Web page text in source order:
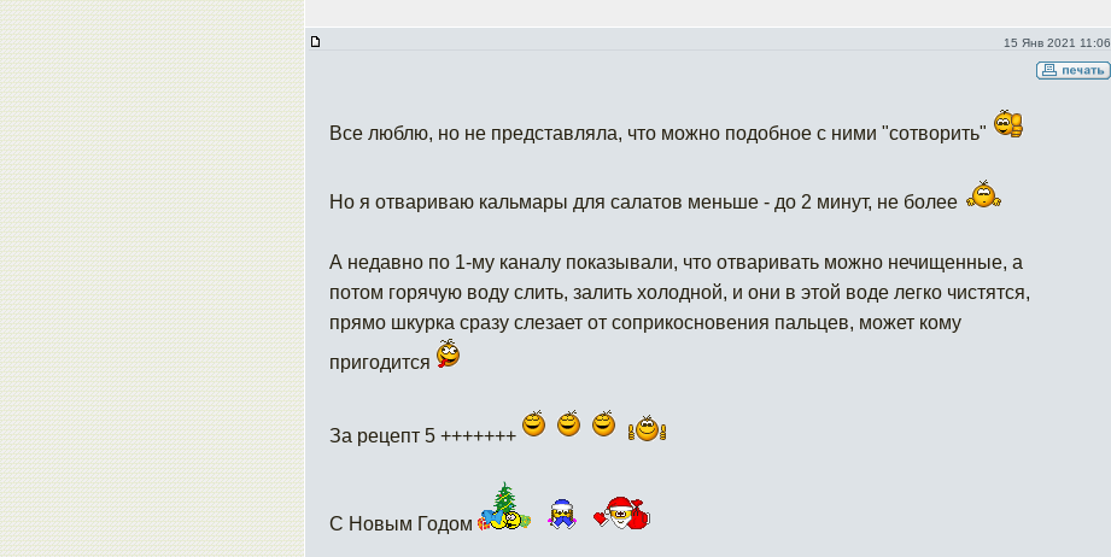
15 Янв 2021 11:06
Все люблю, но не представляла, что можно подобное с ними "сотворить"
Но я отвариваю кальмары для салатов меньше - до 2 минут, не более
А недавно по 1-му каналу показывали, что отваривать можно нечищенные, а
потом горячую воду слить, залить холодной, и они в этой воде легко чистятся,
прямо шкурка сразу слезает от соприкосновения пальцев, может кому
пригодится
За рецепт 5 +++++++
С Новым Годом